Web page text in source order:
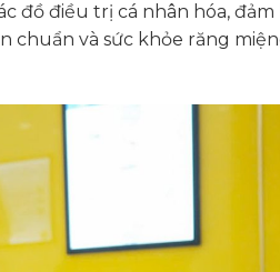
đồ điều trị cá nhân hóa, đảm
chuẩn và sức khỏe răng